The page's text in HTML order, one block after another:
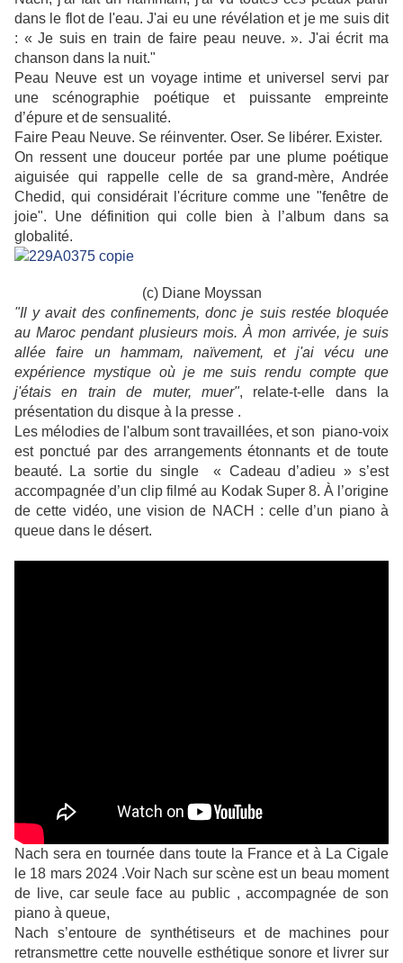
dans le flot de l'eau. J'ai eu une révélation et je me suis dit
: « Je suis en train de faire peau neuve. ». J'ai écrit ma
chanson dans la nuit."
Peau Neuve est un voyage intime et universel servi par
une scénographie poétique et puissante empreinte
d’épure et de sensualité.
Faire Peau Neuve. Se réinventer. Oser. Se libérer. Exister.
On ressent une douceur portée par une plume poétique
aiguisée qui rappelle celle de sa grand-mère, Andrée
Chedid, qui considérait l'écriture comme une "fenêtre de
joie". Une définition qui colle bien à l’album dans sa
globalité.
(c) Diane Moyssan
"Il y avait des confinements, donc je suis restée bloquée
au Maroc pendant plusieurs mois. À mon arrivée, je suis
allée faire un hammam, naïvement, et j'ai vécu une
expérience mystique où je me suis rendu compte que
j'étais en train de muter, muer", relate-t-elle dans la
présentation du disque à la presse .
Les mélodies de l'album sont travaillées, et son piano-voix
est ponctué par des arrangements étonnants et de toute
beauté.
La sortie du single « Cadeau d’adieu » s’est
accompagnée d’un clip filmé au Kodak Super 8. À l’origine
de cette vidéo, une vision de NACH : celle d’un piano à
queue dans le désert.
Nach sera en tournée dans toute la France et à La Cigale
le 18 mars 2024 .Voir Nach sur scène est un beau moment
de live, car seule face au public , accompagnée de son
piano à queue,
Nach s’entoure de synthétiseurs et de machines pour
retransmettre cette nouvelle esthétique sonore et livrer sur